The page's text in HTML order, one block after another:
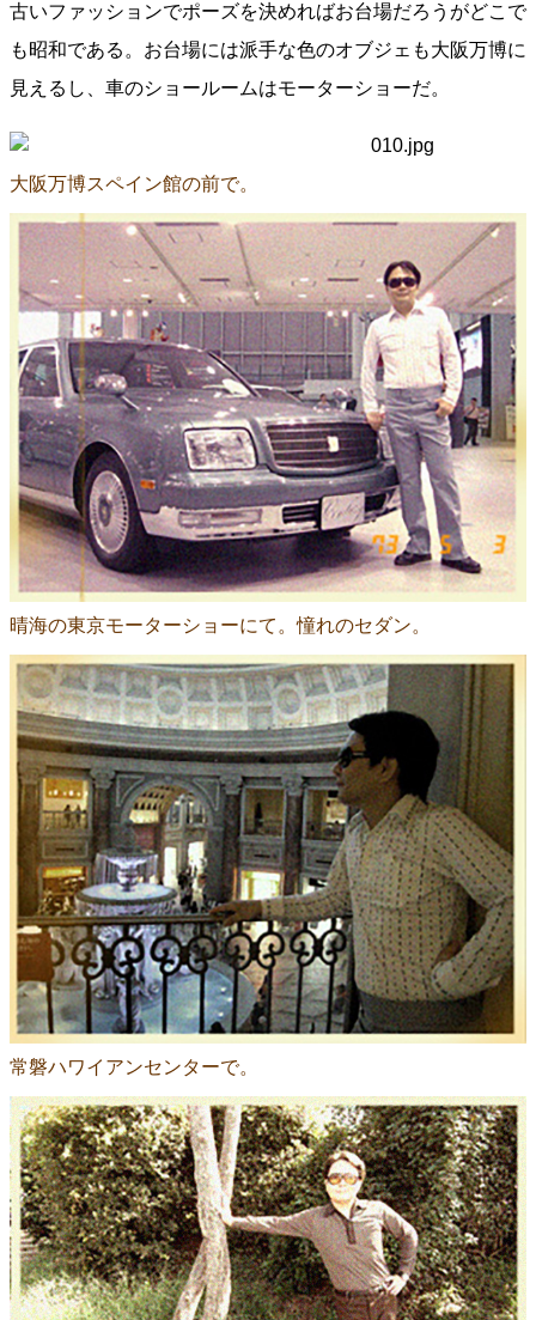
古いファッションでポーズを決めればお台場だろうがどこで
も昭和である。お台場には派手な色のオブジェも大阪万博に
見えるし、車のショールームはモーターショーだ。
大阪万博スペイン館の前で。
晴海の東京モーターショーにて。憧れのセダン。
常磐ハワイアンセンターで。